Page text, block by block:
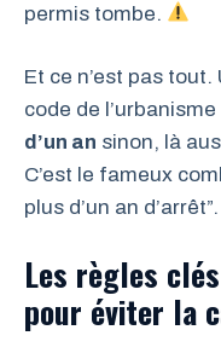
permis tombe.
Et ce n’est pas
code de l’urbanisme
d’un an sinon, là
C’est le fameux
plus d’un an d’arrêt”.
Les règles
pour éviter la